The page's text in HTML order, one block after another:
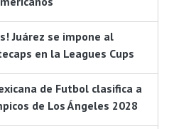
Juárez se impone al
en la Leagues Cups
de Futbol clasifica a
de Los Ángeles 2028